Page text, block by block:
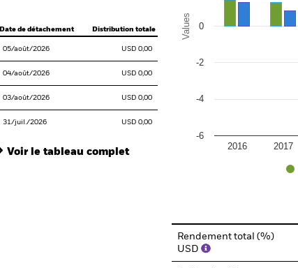
Date de détachement Distribution totale
05/août/2026 USD 0,00
04/août/2026 USD 0,00
03/août/2026 USD 0,00
31/juil./2026 USD 0,00
Voir le tableau complet
Values
2016 2017
-6
-4
-2
0
Rendement total (%)
USD